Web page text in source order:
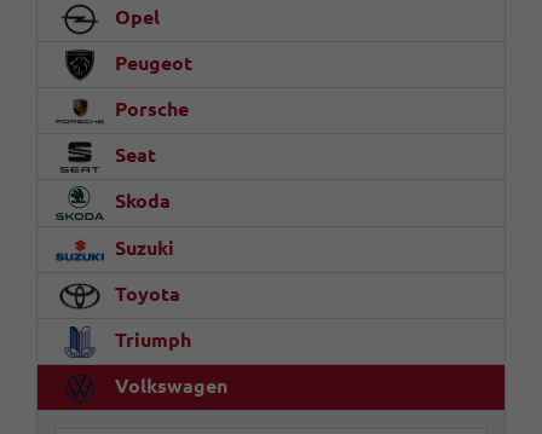
Opel
Peugeot
Porsche
Seat
Skoda
Suzuki
Toyota
Triumph
Volkswagen